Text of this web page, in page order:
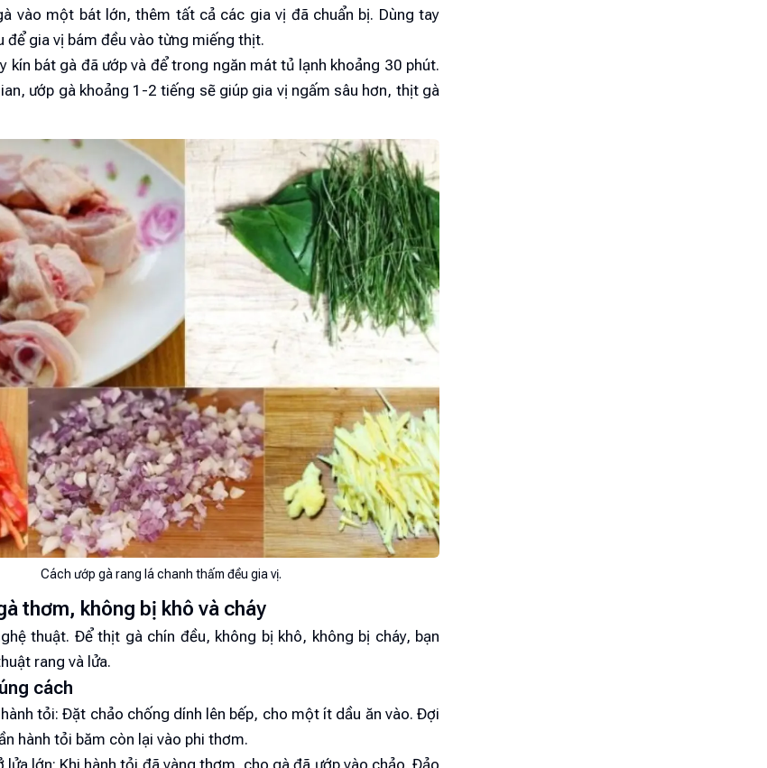
vào một bát lớn, thêm tất cả các gia vị đã chuẩn bị. Dùng tay
để gia vị bám đều vào từng miếng thịt.
kín bát gà đã ướp và để trong ngăn mát tủ lạnh khoảng 30 phút.
ướp gà khoảng 1-2 tiếng sẽ giúp gia vị ngấm sâu hơn, thịt gà
Cách ướp gà rang lá chanh thấm đều gia vị.
thơm, không bị khô và cháy
thuật. Để thịt gà chín đều, không bị khô, không bị cháy, bạn
rang và lửa.
cách
tỏi: Đặt chảo chống dính lên bếp, cho một ít dầu ăn vào. Đợi
hành tỏi băm còn lại vào phi thơm.
lửa lớn: Khi hành tỏi đã vàng thơm, cho gà đã ướp vào chảo. Đảo